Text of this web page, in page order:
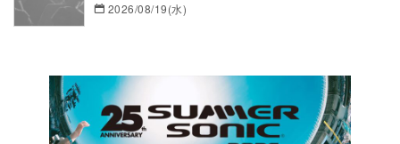
2026/08/19(水)